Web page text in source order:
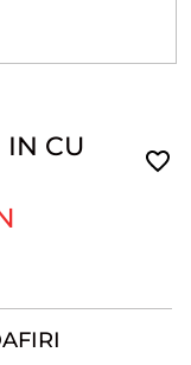
IN CU